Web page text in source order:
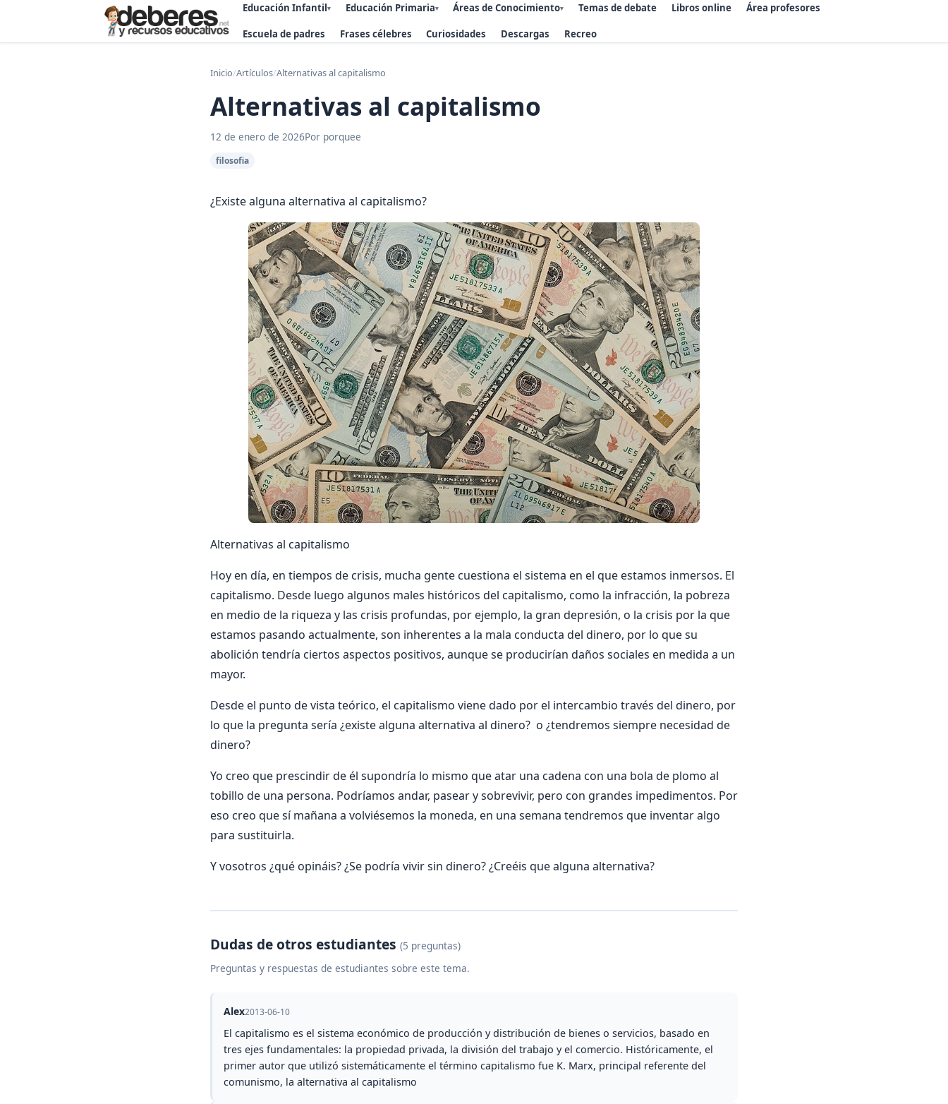
Educación Infantil▾ Educación Primaria▾ Áreas de Conocimiento▾ Temas de debate Libros online Área profesores
Escuela de padres Frases célebres Curiosidades Descargas Recreo
Inicio/Artículos/Alternativas al capitalismo
Alternativas al capitalismo
12 de enero de 2026Por porquee
filosofia
¿Existe alguna alternativa al capitalismo?
Alternativas al capitalismo
Hoy en día, en tiempos de crisis, mucha gente cuestiona el sistema en el que estamos inmersos. El
capitalismo. Desde luego algunos males históricos del capitalismo, como la infracción, la pobreza
en medio de la riqueza y las crisis profundas, por ejemplo, la gran depresión, o la crisis por la que
estamos pasando actualmente, son inherentes a la mala conducta del dinero, por lo que su
abolición tendría ciertos aspectos positivos, aunque se producirían daños sociales en medida a un
mayor.
Desde el punto de vista teórico, el capitalismo viene dado por el intercambio través del dinero, por
lo que la pregunta sería ¿existe alguna alternativa al dinero? o ¿tendremos siempre necesidad de
dinero?
Yo creo que prescindir de él supondría lo mismo que atar una cadena con una bola de plomo al
tobillo de una persona. Podríamos andar, pasear y sobrevivir, pero con grandes impedimentos. Por
eso creo que sí mañana a volviésemos la moneda, en una semana tendremos que inventar algo
para sustituirla.
Y vosotros ¿qué opináis? ¿Se podría vivir sin dinero? ¿Creéis que alguna alternativa?
Dudas de otros estudiantes (5 preguntas)
Preguntas y respuestas de estudiantes sobre este tema.
Alex2013-06-10
El capitalismo es el sistema económico de producción y distribución de bienes o servicios, basado en
tres ejes fundamentales: la propiedad privada, la división del trabajo y el comercio. Históricamente, el
primer autor que utilizó sistemáticamente el término capitalismo fue K. Marx, principal referente del
comunismo, la alternativa al capitalismo